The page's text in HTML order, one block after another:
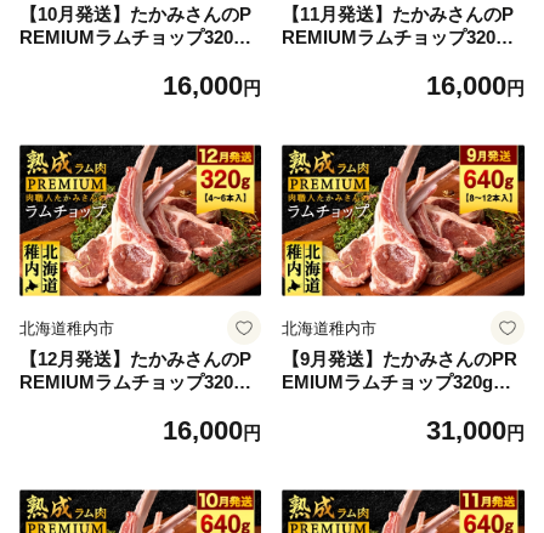
【10月発送】たかみさんのP
REMIUMラムチョップ320g
16,000円
【11月発送】たかみさんのP
REMIUMラムチョップ320g
16,000円
北海道稚内市
【12月発送】たかみさんのP
REMIUMラムチョップ320g
16,000円
北海道稚内市
【9月発送】たかみさんのPR
EMIUMラムチョップ320g（4
31,000円